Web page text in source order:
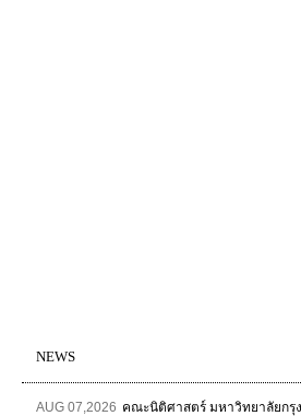
NEWS
AUG 07,2026 คณะนิติศาสตร์ มหาวิทยาลัยกรุ